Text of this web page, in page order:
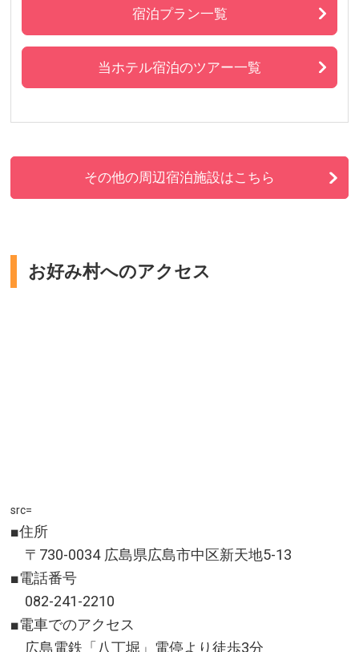
宿泊プラン一覧
当ホテル宿泊のツアー一覧
その他の周辺宿泊施設はこちら
お好み村へのアクセス
src=
■住所
〒730-0034 広島県広島市中区新天地5-13
■電話番号
082-241-2210
■電車でのアクセス
広島電鉄「八丁堀」電停より徒歩3分